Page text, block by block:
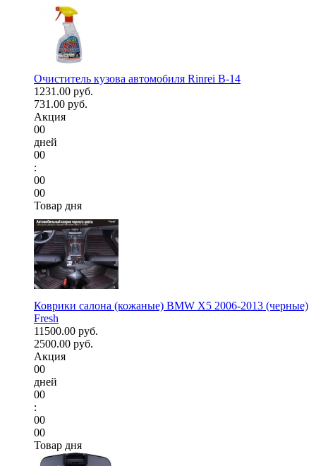
Очиститель кузова автомобиля Rinrei B-14
1231.00 руб.
731.00 руб.
Акция
00
дней
00
:
00
00
Товар дня
Коврики салона (кожаные) BMW X5 2006-2013 (черные)
Fresh
11500.00 руб.
2500.00 руб.
Акция
00
дней
00
:
00
00
Товар дня